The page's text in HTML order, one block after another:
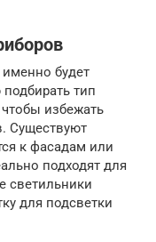
будет
тип
избежать
Существуют
к фасадам или
подходят для
светильники
для подсветки